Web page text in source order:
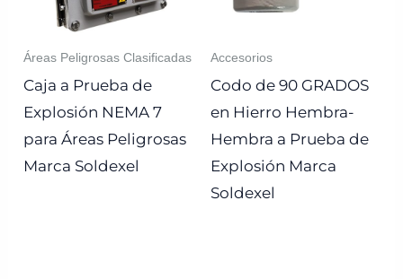
Áreas Peligrosas Clasificadas
Caja a Prueba de
Explosión NEMA 7
para Áreas Peligrosas
Marca Soldexel
Accesorios
Codo de 90 GRADOS
en Hierro Hembra-
Hembra a Prueba de
Explosión Marca
Soldexel